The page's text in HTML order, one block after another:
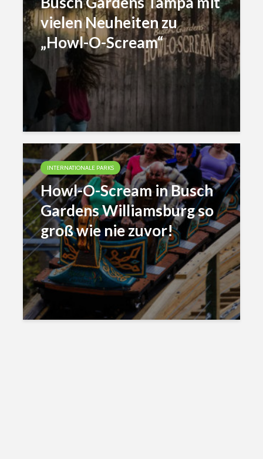
vielen Neuheiten zu
„Howl-O-Scream“
INTERNATIONALE PARKS
Howl-O-Scream in Busch
Gardens Williamsburg so
groß wie nie zuvor!